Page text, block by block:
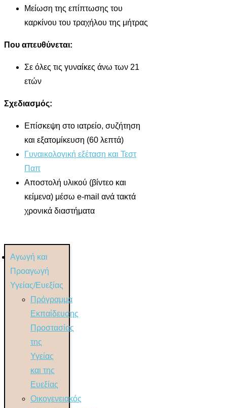
Μείωση της επίπτωσης του
καρκίνου του τραχήλου της μήτρας
Που απευθύνεται:
Σε όλες τις γυναίκες άνω των 21
ετών
Σχεδιασμός:
Επίσκεψη στο ιατρείο, συζήτηση
και εξατομίκευση (60 λεπτά)
Γυναικολογική εξέταση και Τεστ
Παπ
Αποστολή υλικού (βίντεο και
κείμενα) μέσω e-mail ανά τακτά
χρονικά διαστήματα
Αγωγή και
Προαγωγή
Υγείας/Ευεξίας
Πρόγραμμα
Εκπαίδευσης
Προστασίας
της
Υγείας
και της
Ευεξίας
Οικογενειακός